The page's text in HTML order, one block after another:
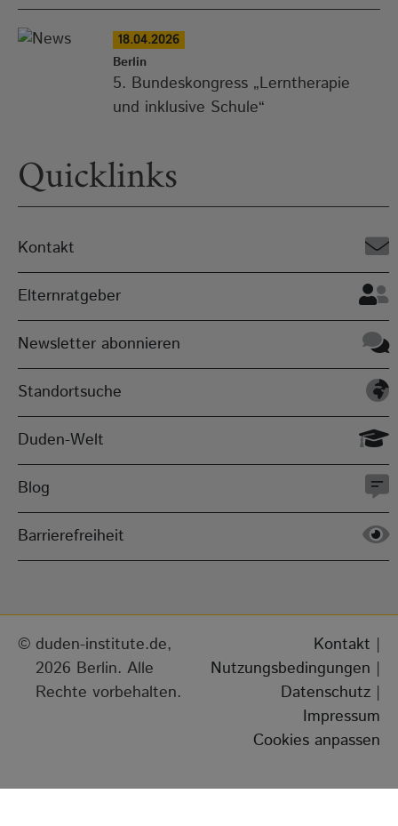
18.04.2026
Berlin
5. Bundeskongress „Lerntherapie
und inklusive Schule“
Quicklinks
Kontakt
Elternratgeber
Newsletter abonnieren
Standortsuche
Duden-Welt
Blog
Barrierefreiheit
duden-institute.de,
2026 Berlin. Alle
Rechte vorbehalten.
Kontakt |
Nutzungsbedingungen |
Datenschutz |
Impressum
Cookies anpassen